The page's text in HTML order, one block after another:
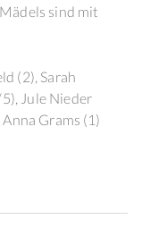
sind mit
(2), Sarah
Jule Nieder
Grams (1)